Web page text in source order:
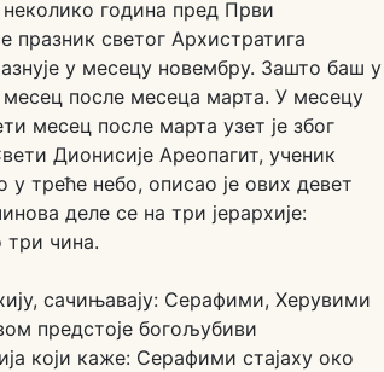
неколико година пред Први
светог Архистратига
у месецу новембру. Зашто баш у
после месеца марта. У месецу
месец после марта узет је због
Дионисије Ареопагит, ученик
у треће небо, описао је ових девет
деле се на три јерархије:
три чина.
сачињавају: Серафими, Херувими
предстоје богољубиви
који каже: Серафими стајаху око